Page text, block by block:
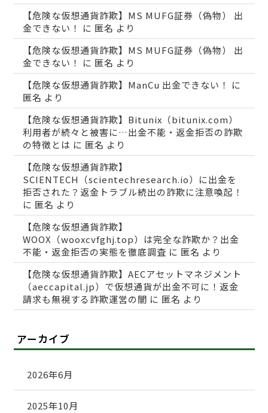
【危険な仮想通貨詐欺】MS MUFG証券（偽物） 出
金できない！
に 匿名 より
【危険な仮想通貨詐欺】MS MUFG証券（偽物） 出
金できない！
に 匿名 より
【危険な仮想通貨詐欺】ManCu 出金できない！
に
匿名 より
【危険な仮想通貨詐欺】Bitunix（bitunix.com）
利用者が続々と被害に…出金不能・返金拒否の詐欺
の特徴とは に 匿名 より
【危険な仮想通貨詐欺】
SCIENTECH（scientechresearch.io）に出金を
拒否された？返金トラブル続出の詐欺に注意喚起！
に 匿名 より
【危険な仮想通貨詐欺】
WOOX（wooxcvfghj.top）は完全な詐欺か？出金
不能・返金拒否の実態を徹底調査 に 匿名 より
【危険な仮想通貨詐欺】AECアセットマネジメント
（aeccapital.jp）で仮想通貨が出金不可に！返金
請求も無視する詐欺運営の闇 に 匿名 より
アーカイブ
2026年6月
2025年10月